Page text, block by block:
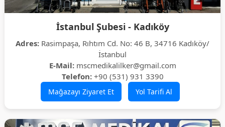
İstanbul Şubesi - Kadıköy
Adres: Rasimpaşa, Rıhtım Cd. No: 46 B, 34716 Kadıköy/
İstanbul
E-Mail: mscmedikalilker@gmail.com
Telefon:+90 (531) 931 3390
Mağazayı Ziyaret Et Yol Tarifi Al